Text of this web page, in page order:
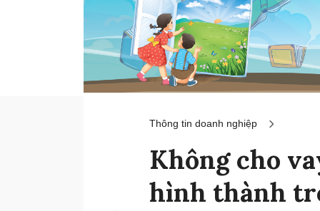
Thông tin doanh nghiệp
Không cho
hình thành